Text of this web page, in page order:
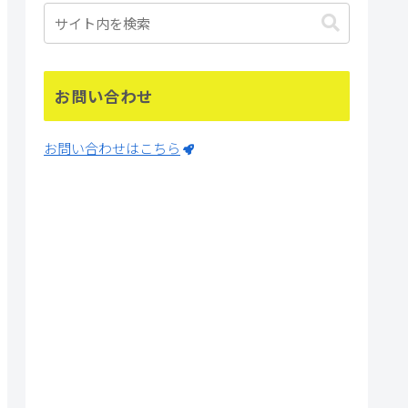
お問い合わせ
お問い合わせはこちら